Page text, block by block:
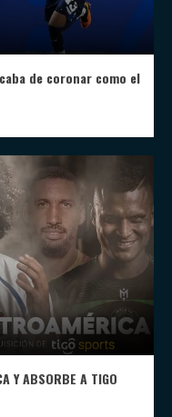
de coronar como el
Y ABSORBE A TIGO